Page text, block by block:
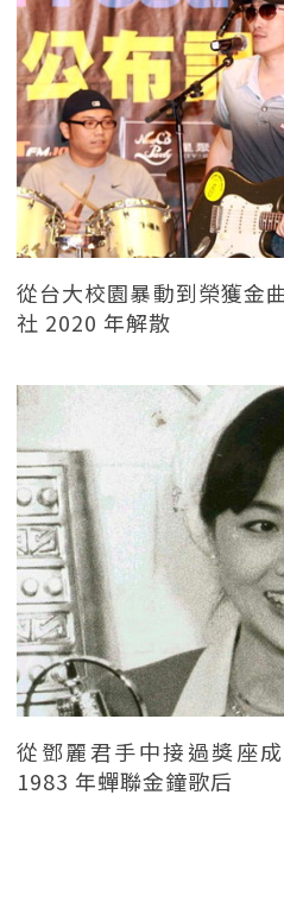
從台大校園暴動到榮獲金
社 2020 年解散
從鄧麗君手中接過獎座
1983 年蟬聯金鐘歌后